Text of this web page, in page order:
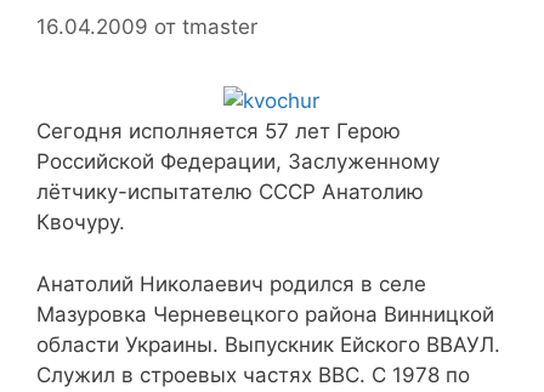
16.04.2009 от tmaster
Сегодня исполняется 57 лет Герою
Российской Федерации, Заcлуженному
лётчику-испытателю СССР Анатолию
Квочуру.
Анатолий Николаевич родился в селе
Мазуровка Черневецкого района Винницкой
области Украины. Выпускник Ейского ВВАУЛ.
Служил в строевых частях ВВС. С 1978 по